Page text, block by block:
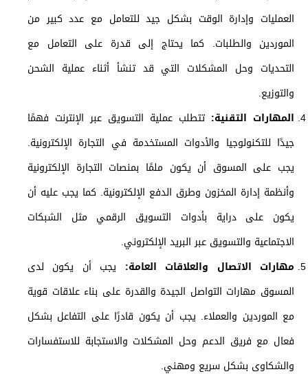
العمليات وإدارة الوقت بشكل جيد للتعامل مع عدد كبير من
الموردين والطلبات. كما يحتاج إلى قدرة على التعامل مع
التحديات وحل المشكلات التي قد تنشأ أثناء عملية الشحن
والتوزيع.
المهارات التقنية: تتطلب عملية التسويق عبر الإنترنت فهمًا
جيدًا للتكنولوجيا والأدوات المستخدمة في التجارة الإلكترونية.
يجب على المسوق أن يكون ملمًا بمنصات التجارة الإلكترونية
وأنظمة إدارة المخزون وطرق الدفع الإلكترونية. كما يجب عليه أن
يكون على دراية بأدوات التسويق الرقمي مثل الشبكات
الاجتماعية والتسويق عبر البريد الإلكتروني.
مهارات الاتصال والعلاقات العامة: يجب أن يكون لدى
المسوق مهارات التواصل الجيدة والقدرة على بناء علاقات قوية
مع الموردين والعملاء. يجب أن يكون قادرًا على التفاعل بشكل
فعال مع فريق الدعم وحل المشكلات والاستجابة للاستفسارات
والشكاوى بشكل سريع ومهني.